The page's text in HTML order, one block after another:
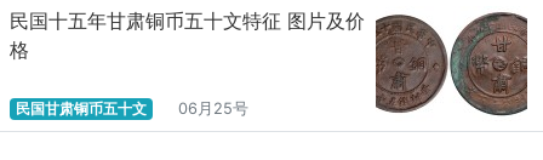
民国十五年甘肃铜币五十文特征 图片及价
格
民国甘肃铜币五十文 06月25号